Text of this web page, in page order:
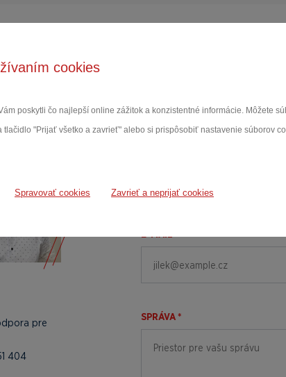
cookies
poskytli čo najlepší online zážitok a konzistentné informácie. Môžete
tlačidlo "Prijať všetko a zavrieť" alebo si prispôsobiť nastavenie súborov
Spravovať cookies Zavrieť a neprijať cookies
pre
404
formulár
E-MAIL *
SPRÁVA *